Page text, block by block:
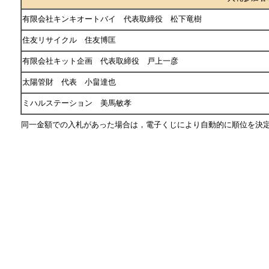
有限会社キンキオートバイ 代表取締役 松下竜樹
住友リサイクル 住友博匡
有限会社キット企画 代表取締役 戸上一彦
太陽管財 代表 小畠達也
ミハルステーション 美馬敏孝
同一金額での入札があった場合は，電子くじにより自動的に順位を決